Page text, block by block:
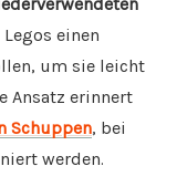
einen
um sie leicht
Ansatz erinnert
Schuppen, bei
werden.